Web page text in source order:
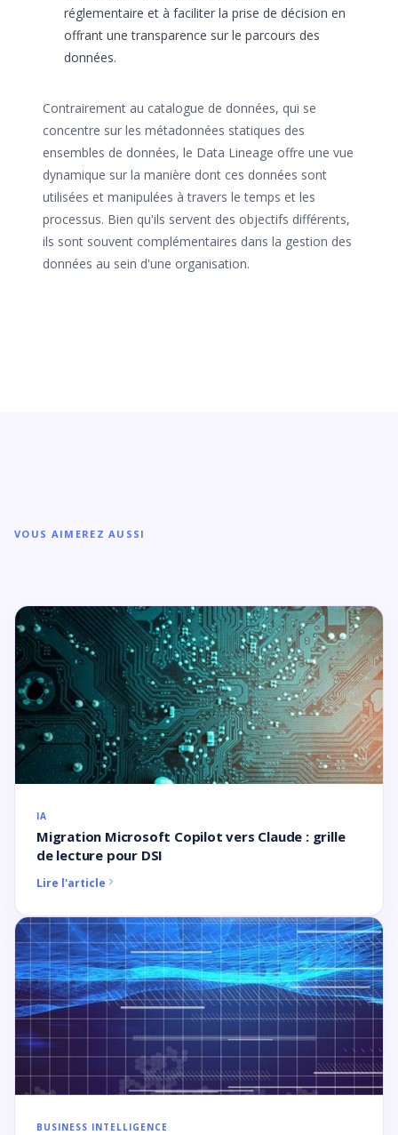
réglementaire et à faciliter la prise de décision en
offrant une transparence sur le parcours des
données.
Contrairement au catalogue de données, qui se
concentre sur les métadonnées statiques des
ensembles de données, le Data Lineage offre une vue
dynamique sur la manière dont ces données sont
utilisées et manipulées à travers le temps et les
processus. Bien qu'ils servent des objectifs différents,
ils sont souvent complémentaires dans la gestion des
données au sein d'une organisation.
VOUS AIMEREZ AUSSI
IA
Migration Microsoft Copilot vers Claude : grille
de lecture pour DSI
Lire l'article
BUSINESS INTELLIGENCE